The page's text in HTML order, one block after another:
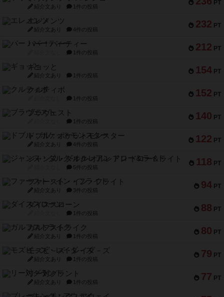
PT
紹介文あり 1件の投稿
232 PT
エレメンツ
紹介文あり 4件の投稿
212 PT
バー！パーティー
1件の投稿
154 PT
ギョッと
紹介文あり 1件の投稿
152 PT
クルティボ
1件の投稿
140 PT
ブラヴェスト
1件の投稿
122 PT
ドブル：ポケットモンスター
紹介文あり 4件の投稿
118 PT
ジャンヌ・ダルク-オルレアン ドロー＆ライト
5件の投稿
94 PT
ファースト・イン・フライト
紹介文あり 3件の投稿
88 PT
ダイススローン
1件の投稿
80 PT
ガルフストライク
紹介文あり 1件の投稿
79 PT
モズビ－ズ・レイダ－ズ
紹介文あり 1件の投稿
77 PT
リー対グラント
紹介文あり 1件の投稿